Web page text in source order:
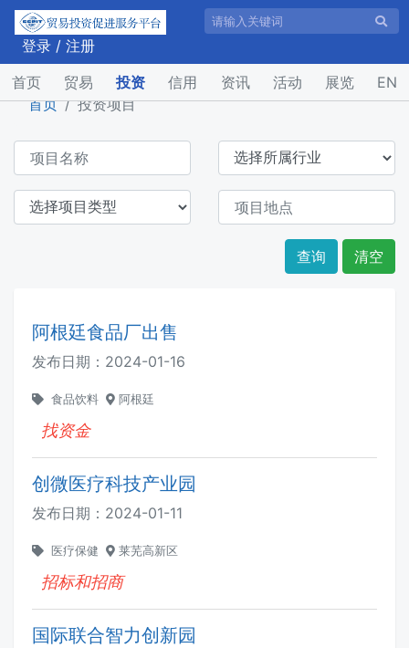
登录 / 注册
首页(current)
贸易 投资 信用 资讯 活动 展览
EN
首页
投资项目
查询 清空
阿根廷食品厂出售
发布日期： 2024-01-16
食品饮料 阿根廷
找资金
创微医疗科技产业园
发布日期： 2024-01-11
医疗保健 莱芜高新区
招标和招商
国际联合智力创新园